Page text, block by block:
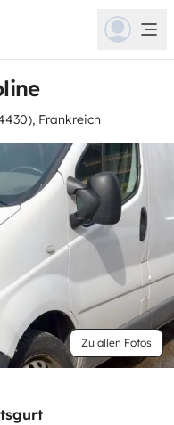
Frankreich
Zu allen Fotos